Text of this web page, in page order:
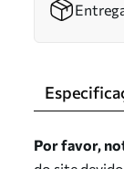
Por favor,